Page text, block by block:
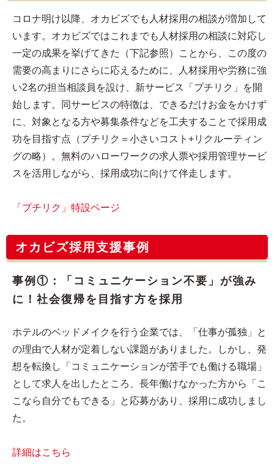
コロナ明け以降、オカビズでも人材採用の相談が増加して
います。オカビズではこれまでも人材採用の相談に対応し
一定の成果を挙げてきた（下記参照）ことから、この度の
需要の高まりにさらに応えるために、人材採用や労務に強
い2名の担当相談員を設け、新サービス「プチリク」を開
始します。同サービスの特徴は、できるだけお金をかけず
に、対象となる方や募集条件などを工夫することで採用成
功を目指す点（プチリク＝小さいコスト+リクルーティン
グの略）。無料のハローワークの求人票や採用管理サービ
スを活用しながら、採用成功に向けて伴走します。
「プチリク」特設ページ
オカビズ採用支援事例
事例①：「コミュニケーション不要」が強み
に！社会復帰を目指す方を採用
ホテルのベッドメイクを行う企業では、「仕事が孤独」と
の理由で人材が定着しない課題がありました。しかし、発
想を転換し「コミュニケーションが苦手でも働ける職場」
として求人を出したところ、長年働けなかった方から「こ
こなら自分でもできる」と応募があり、採用に成功しまし
た。
詳細はこちら